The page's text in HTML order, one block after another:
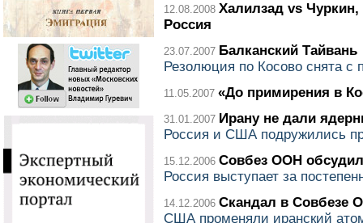
12.08.2008 Халилзад vs
Россия
23.07.2007 Балканский Тайвань
Резолюция по Косово снята
11.05.2007 «До примирения в
31.01.2007 Ирану не дали
Россия и США подружились
15.12.2006 Совбез ООН
Россия выступает за
14.12.2006 Скандал в Совбезе
США променяли иранский